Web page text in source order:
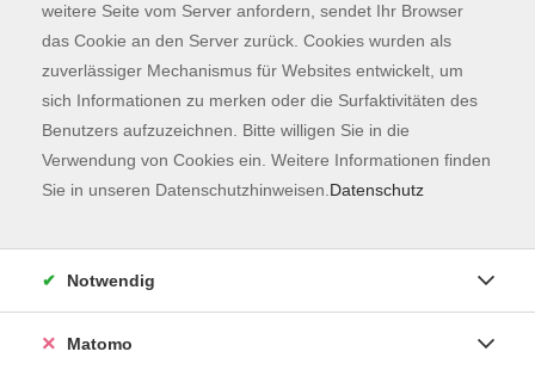
Kontaktformular
Impressum
AGB
Datenschutzerklärung
weitere Seite vom Server anfordern, sendet Ihr Browser
das Cookie an den Server zurück. Cookies wurden als
zuverlässiger Mechanismus für Websites entwickelt, um
sich Informationen zu merken oder die Surfaktivitäten des
Benutzers aufzuzeichnen. Bitte willigen Sie in die
Verwendung von Cookies ein. Weitere Informationen finden
Sie in unseren Datenschutzhinweisen. Datenschutz
Notwendig
Matomo